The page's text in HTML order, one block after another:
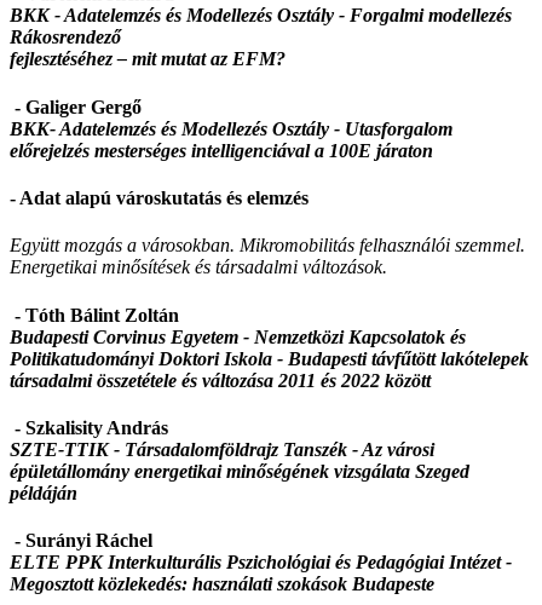
BKK - Adatelemzés és Modellezés Osztály - Forgalmi modellezés
Rákosrendező
fejlesztéséhez – mit mutat az EFM?
- Galiger Gergő
BKK- Adatelemzés és Modellezés Osztály - Utasforgalom
előrejelzés mesterséges intelligenciával a 100E járaton
- Adat alapú városkutatás és elemzés
Együtt mozgás a városokban. Mikromobilitás felhasználói szemmel.
Energetikai minősítések és társadalmi változások.
- Tóth Bálint Zoltán
Budapesti Corvinus Egyetem - Nemzetközi Kapcsolatok és
Politikatudományi Doktori Iskola - Budapesti távfűtött lakótelepek
társadalmi összetétele és változása 2011 és 2022 között
- Szkalisity András
SZTE-TTIK - Társadalomföldrajz Tanszék -Az városi
épületállomány energetikai minőségének vizsgálata Szeged
példáján
- Surányi Ráchel
ELTE PPK Interkulturális Pszichológiai és Pedagógiai Intézet -
Megosztott közlekedés: használati szokások Budapeste